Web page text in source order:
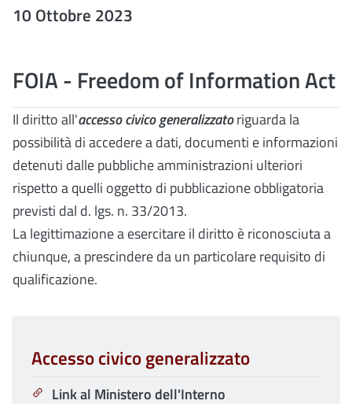
10 Ottobre 2023
FOIA - Freedom of Information Act
Il diritto all'accesso civico generalizzatoriguarda la
possibilità di accedere a dati, documenti e informazioni
detenuti dalle pubbliche amministrazioni ulteriori
rispetto a quelli oggetto di pubblicazione obbligatoria
previsti dal d. lgs. n. 33/2013.
La legittimazione a esercitare il diritto è riconosciuta a
chiunque, a prescindere da un particolare requisito di
qualificazione.
Accesso civico generalizzato
Link al Ministero dell'Interno